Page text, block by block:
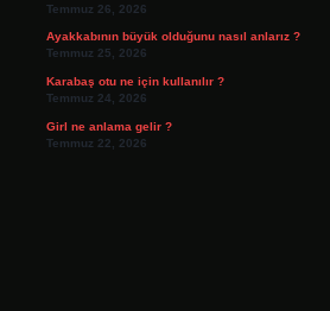
Temmuz 26, 2026
Ayakkabının büyük olduğunu nasıl anlarız ?
Temmuz 25, 2026
Karabaş otu ne için kullanılır ?
Temmuz 24, 2026
Girl ne anlama gelir ?
Temmuz 22, 2026